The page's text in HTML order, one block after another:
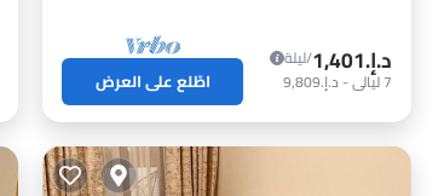
د.إ.‏1,401
/ليلة
7ليالي- د.إ.‏9,809 اطّلع على العرض